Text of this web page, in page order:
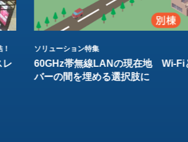
レ
ソリューション特集
60GHz帯無線LANの現在地 Wi-Fi
バーの間を埋める選択肢に